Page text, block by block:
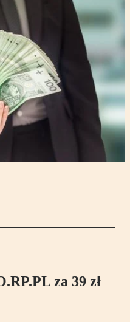
za 39 zł